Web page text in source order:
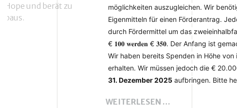
und berät zu
möglichkeiten auszugleichen. Wir
Eigenmitteln für einen Förderantrag. J
durch Fördermittel um das
€ 𝟏𝟎𝟎 𝐰𝐞𝐫𝐝𝐞𝐧 € 𝟑𝟓𝟎. Der Anfang ist
Wir haben bereits Spenden in Höhe
erhalten. Wir müssen jedoch die €
31. Dezember 2025 aufbringen. Bitte
WEITERLESEN …